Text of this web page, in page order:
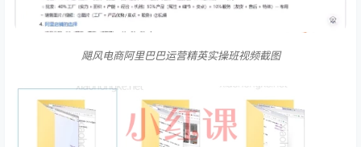
飓风电商阿里巴巴运营精英实操班视频截图